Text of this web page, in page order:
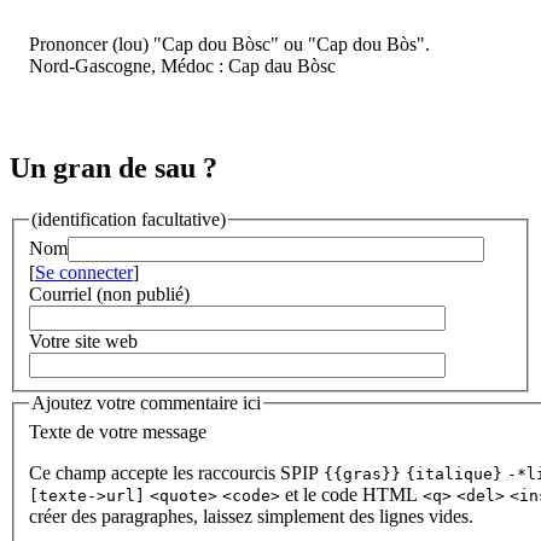
Prononcer (lou) "Cap dou Bòsc" ou "Cap dou Bòs".
Nord-Gascogne, Médoc : Cap dau Bòsc
Un gran de sau ?
(identification facultative)
Nom
[Se connecter]
Courriel (non publié)
Votre site web
Ajoutez votre commentaire ici
Texte de votre message
Ce champ accepte les raccourcis SPIP {{gras}} {italique} -
[texte->url] <quote> <code> et le code HTML <q> <del>
créer des paragraphes, laissez simplement des lignes vides.